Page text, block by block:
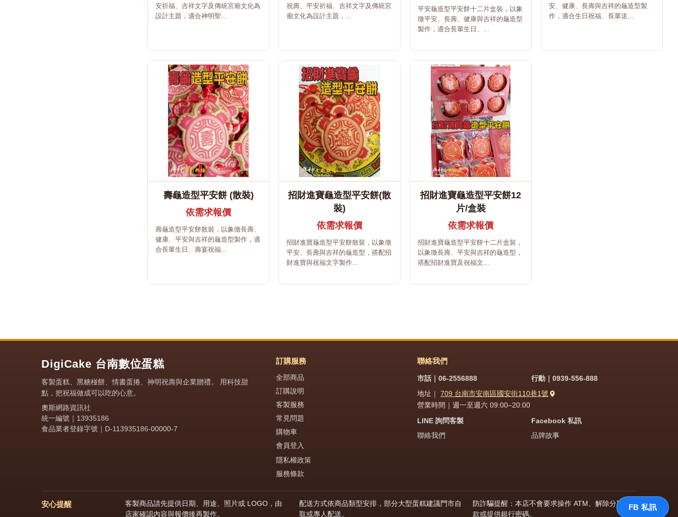
安祈福、吉祥文字及傳統宮廟文化為
設計主題，適合神明聖...
祝壽、平安祈福、吉祥文字及傳統宮
廟文化為設計主題，...
平安龜造型平安餅十二片盒裝，以象
徵平安、長壽、健康與吉祥的龜造型
製作，適合長輩生日、...
安、健康、長壽與吉祥的龜造型製
作，適合生日祝福、長輩送...
壽龜造型平安餅 (散裝)
依需求報價
壽龜造型平安餅散裝，以象徵長壽、
健康、平安與吉祥的龜造型製作，適
合長輩生日、壽宴祝福...
招財進寶龜造型平安餅(散
裝)
依需求報價
招財進寶龜造型平安餅散裝，以象徵
平安、長壽與吉祥的龜造型，搭配招
財進寶與祝福文字製作...
招財進寶龜造型平安餅12
片/盒裝
依需求報價
招財進寶龜造型平安餅十二片盒裝，
以象徵長壽、平安與吉祥的龜造型，
搭配招財進寶及祝福文...
DigiCake 台南數位蛋糕
客製蛋糕、黑糖椪餅、情書蛋捲、神明祝壽與企業贈禮。 用科技甜
點，把祝福做成可以吃的心意。
奧斯網路資訊社
統一編號｜13935186
食品業者登錄字號｜D-113935186-00000-7
訂購服務
全部商品
訂購說明
客製服務
常見問題
購物車
會員登入
隱私權政策
服務條款
聯絡我們
市話｜06-2556888
行動｜0939-556-888
地址｜709 台南市安南區國安街110巷1號
營業時間｜週一至週六 09:00–20:00
LINE 詢問客製
Facebook 私訊
聯絡我們
品牌故事
安心提醒
客製商品請先提供日期、用途、照片或 LOGO，由
店家確認內容與報價後再製作。
配送方式依商品類型安排，部分大型蛋糕建議門市自
取或專人配送。
防詐騙提醒：本店不會要求操作 ATM、解除分期付
款或提供銀行密碼。
FB 私訊